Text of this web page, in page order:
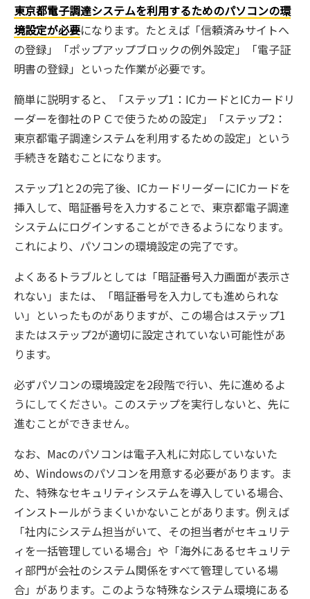
東京都電子調達システムを利用するためのパソコンの環
境設定が必要になります。たとえば「信頼済みサイトへ
の登録」「ポップアップブロックの例外設定」「電子証
明書の登録」といった作業が必要です。
簡単に説明すると、「ステップ1： ICカードとICカードリ
ーダーを御社のＰＣで使うための設定」「ステップ2：
東京都電子調達システムを利用するための設定」という
手続きを踏むことになります。
ステップ1と2の完了後、ICカードリーダーにICカードを
挿入して、暗証番号を入力することで、東京都電子調達
システムにログインすることができるようになります。
これにより、パソコンの環境設定の完了です。
よくあるトラブルとしては「暗証番号入力画面が表示さ
れない」または、「暗証番号を入力しても進められな
い」といったものがありますが、この場合はステップ1
またはステップ2が適切に設定されていない可能性があ
ります。
必ずパソコンの環境設定を2段階で行い、先に進めるよ
うにしてください。このステップを実行しないと、先に
進むことができません。
なお、Macのパソコンは電子入札に対応していないた
め、Windowsのパソコンを用意する必要があります。ま
た、特殊なセキュリティシステムを導入している場合、
インストールがうまくいかないことがあります。例えば
「社内にシステム担当がいて、その担当者がセキュリテ
ィを一括管理している場合」や「海外にあるセキュリテ
ィ部門が会社のシステム関係をすべて管理している場
合」があります。このような特殊なシステム環境にある